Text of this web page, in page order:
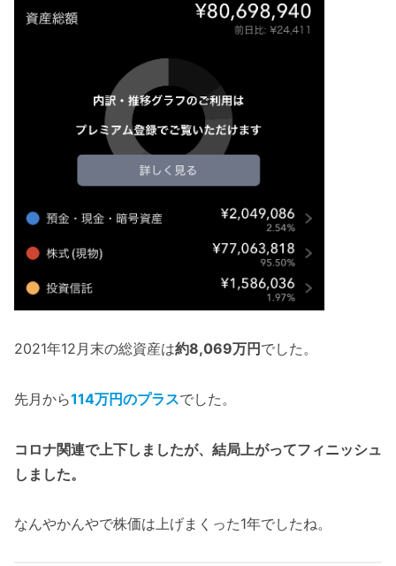
2021年12月末の総資産は約8,069万円 でした。
先月から114万円のプラスでした。
コロナ関連で上下しましたが、結局上がってフィニッシュ
しました。
なんやかんやで株価は上げまくった1年でしたね。